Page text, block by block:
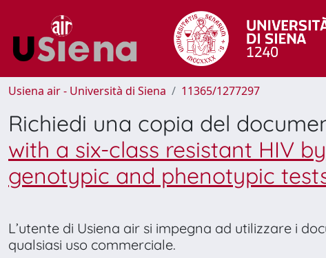
Usiena air - Università di Siena 11365/1277297
Richiedi una copia del
with a six-class resistant HIV
genotypic and phenotypic
L’utente di Usiena air si impegna ad utilizzare i
qualsiasi uso commerciale.